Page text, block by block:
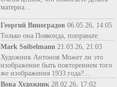
материа...
Георгий Виноградов 06.05.26, 14:05
Только она Пояконда, поправьте.
Mark Soibelmann 21.03.26, 21:03
Художник Антонов Может ли это
изображение быть повторением того
же изображения 1933 года?...
Вова Художник 28.02.26, 17:02